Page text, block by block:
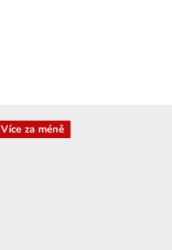
Více za méně